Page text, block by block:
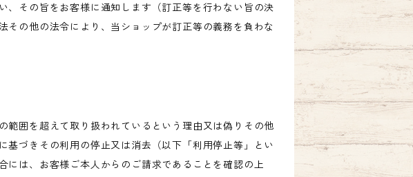
、その旨をお客様に通知します（訂正等を行わない旨の決
の他の法令により、当ショップが訂正等の義務を負わな
囲を超えて取り扱われているという理由又は偽りその他
づきその利用の停止又は消去（以下「利用停止等」とい
には、お客様ご本人からのご請求であることを確認の上